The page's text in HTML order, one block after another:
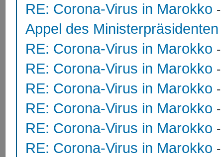
RE: Corona-Virus in Marokko
Appel des Ministerpräsidenten
RE: Corona-Virus in Marokko
RE: Corona-Virus in Marokko
RE: Corona-Virus in Marokko
RE: Corona-Virus in Marokko
RE: Corona-Virus in Marokko
RE: Corona-Virus in Marokko